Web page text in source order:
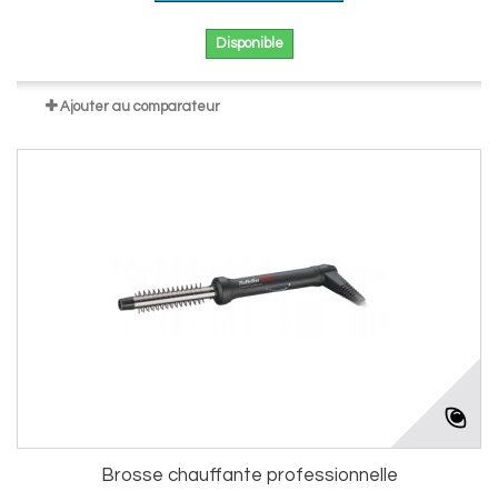
Disponible
Ajouter au comparateur
Brosse chauffante professionnelle